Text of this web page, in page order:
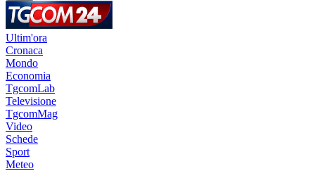
Ultim'ora
Cronaca
Mondo
Economia
TgcomLab
Televisione
TgcomMag
Video
Schede
Sport
Meteo